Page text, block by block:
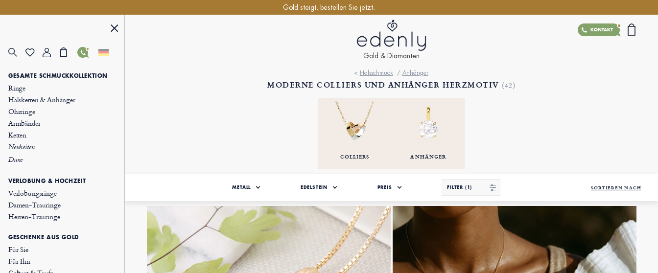
GESAMTE SCHMUCKKOLLEKTION
Ringe
Halsketten & Anhänger
Ohrringe
Armbänder
Ketten
Neuheiten
Dune
VERLOBUNG & HOCHZEIT
Verlobungsringe
Damen-Trauringe
Herren-Trauringe
GESCHENKE AUS GOLD
Für Sie
Für Ihn
Gold steigt, bestellen Sie jetzt.
KONTAKT
Gold & Diamanten
< Halsschmuck / Anhänger
MODERNE COLLIERS UND ANHÄNGER HERZMOTIV (42)
COLLIERS ANHÄNGER
METALL EDELSTEIN PREIS FILTER (1) SORTIEREN NACH